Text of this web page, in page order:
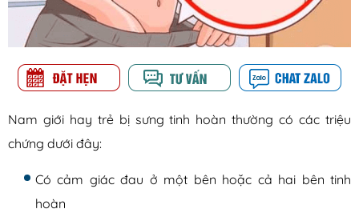
Nam giới hay trẻ bị sưng tinh hoàn thường có các triệu
chứng dưới đây:
Có cảm giác đau ở một bên hoặc cả hai bên tinh
hoàn